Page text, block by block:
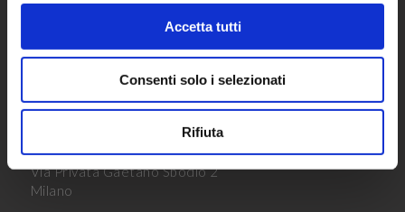
Accetta tutti
Consenti solo i selezionati
Rifiuta
UFFICI
Via Della Piovola 138
Sede Principale
Via Privata Gaetano Sbodio 2
Milano